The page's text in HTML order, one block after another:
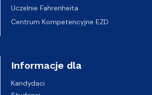
Uczelnie Fahrenheita
Centrum Kompetencyjne EZD
Informacje dla
Kandydaci